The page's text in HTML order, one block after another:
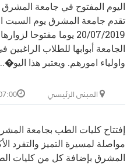
اليوم المفتوح في جامعة المشرق 20/07/2019
تقدم جامعة المشرق يوم السبت
20/07/2019 يوما مفتوحا
الجامعة أبوابها للطلاب الراغبين
واولياء امورهم. ويعتبر هذا
المبنى الرئيسي
إفتتاح كليات الطب بجامعة
مواصلة لمسيرة التميز والتفرد
المشرق بإضافة كل من كليات